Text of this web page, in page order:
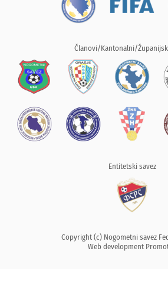
Članovi/Kantonalni/
Entitetski savez
Copyright (c) Nogometni savez
Web development